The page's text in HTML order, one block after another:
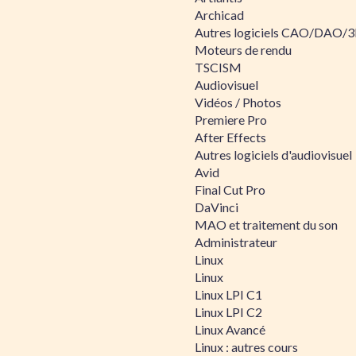
Archicad
Autres logiciels CAO/DAO/
Moteurs de rendu
TSCISM
Audiovisuel
Vidéos / Photos
Premiere Pro
After Effects
Autres logiciels d'audiovisuel
Avid
Final Cut Pro
DaVinci
MAO et traitement du son
Administrateur
Linux
Linux
Linux LPI C1
Linux LPI C2
Linux Avancé
Linux : autres cours